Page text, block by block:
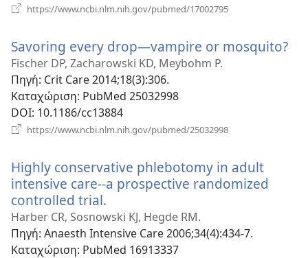
https://www.ncbi.nlm.nih.gov/pubmed/17002795
Savoring every drop—vampire or mosquito?
Fischer DP, Zacharowski KD, Meybohm P.
Πηγή‎: Crit Care 2014;18(3):306.
Καταχώριση‎: PubMed 25032998
DOI‎: 10.1186/cc13884
https://www.ncbi.nlm.nih.gov/pubmed/25032998
Highly conservative phlebotomy in adult
intensive care--a prospective randomized
controlled trial.
νέο
παράθυρο)
Harber CR, Sosnowski KJ, Hegde RM.
Πηγή‎: Anaesth Intensive Care 2006;34(4):434-7.
Καταχώριση‎: PubMed 16913337